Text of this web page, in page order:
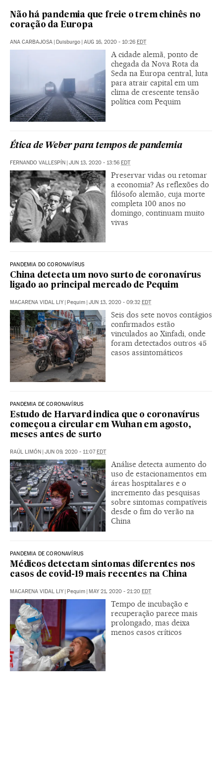
Não há pandemia que freie o trem chinês no
coração da Europa
ANA CARBAJOSA | Duisburgo | AUG 16, 2020 - 10:26 EDT
A cidade alemã, ponto de
chegada da Nova Rota da
Seda na Europa central, luta
para atrair capital em um
clima de crescente tensão
política com Pequim
Ética de Weber para tempos de pandemia
FERNANDO VALLESPÍN | JUN 13, 2020 - 13:56 EDT
Preservar vidas ou retomar
a economia? As reflexões do
filósofo alemão, cuja morte
completa 100 anos no
domingo, continuam muito
vivas
PANDEMIA DO CORONAVÍRUS
China detecta um novo surto de coronavírus
ligado ao principal mercado de Pequim
MACARENA VIDAL LIY | Pequim | JUN 13, 2020 - 09:32 EDT
Seis dos sete novos contágios
confirmados estão
vinculados ao Xinfadi, onde
foram detectados outros 45
casos assintomáticos
PANDEMIA DE CORONAVÍRUS
Estudo de Harvard indica que o coronavírus
começou a circular em Wuhan em agosto,
meses antes de surto
RAÚL LIMÓN | JUN 09, 2020 - 11:07EDT
Análise detecta aumento do
uso de estacionamentos em
áreas hospitalares e o
incremento das pesquisas
sobre sintomas compatíveis
desde o fim do verão na
China
PANDEMIA DE CORONAVÍRUS
Médicos detectam sintomas diferentes nos
casos de covid-19 mais recentes na China
MACARENA VIDAL LIY | Pequim | MAY 21, 2020 - 21:20 EDT
Tempo de incubação e
recuperação parece mais
prolongado, mas deixa
menos casos críticos